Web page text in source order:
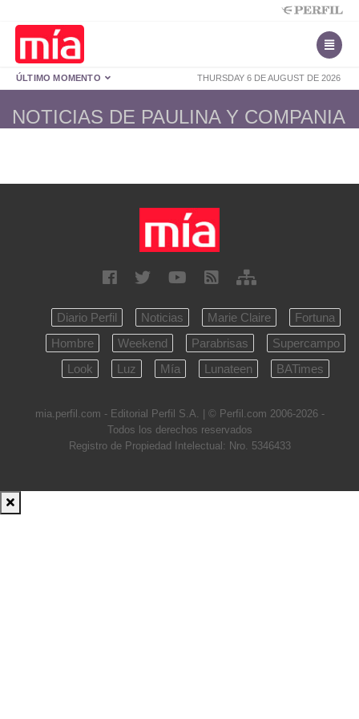
THURSDAY 6 DE AUGUST DE 2026
ÚLTIMO MOMENTO
NOTICIAS DE PAULINA Y COMPANIA
Diario Perfil Noticias Marie Claire
Fortuna
Hombre
Weekend Parabrisas
Supercampo
Look
Luz Mía Lunateen BATimes
mia.perfil.com - Editorial Perfil S.A. | © Perfil.com 2006-2026 -
Todos los derechos reservados
Registro de Propiedad Intelectual: Nro. 5346433